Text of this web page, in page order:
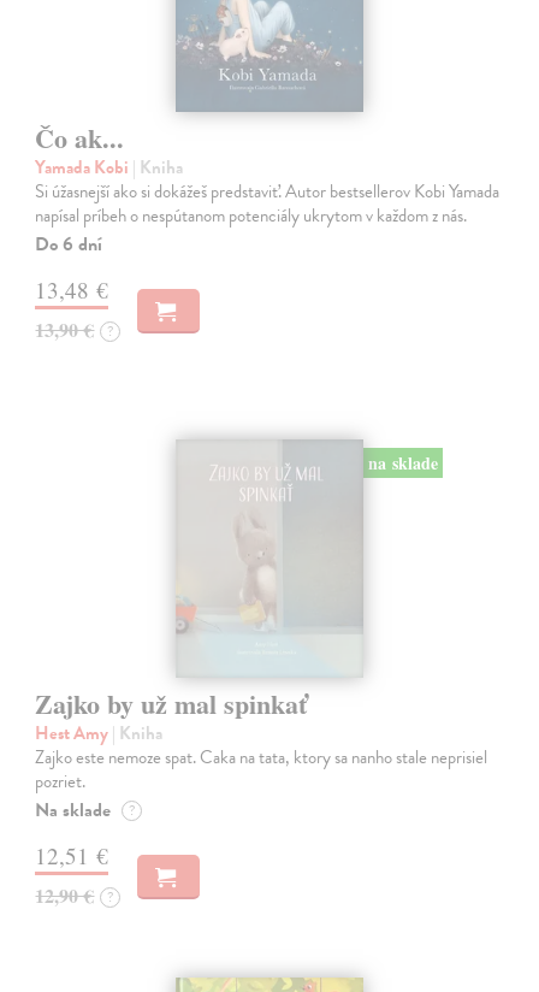
Čo ak...
Yamada Kobi | Kniha
Si úžasnejší ako si dokážeš predstaviť. Autor bestsellerov Kobi Yamada
napísal príbeh o nespútanom potenciály ukrytom v každom z nás.
Do 6 dní
13,48 €
13,90 € ?
na sklade
Zajko by už mal spinkať
Hest Amy| Kniha
Zajko este nemoze spat. Caka na tata, ktory sa nanho stale neprisiel
pozriet.
Na sklade ?
12,51 €
12,90 € ?